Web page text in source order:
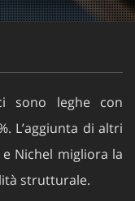
sono leghe con
L’aggiunta di altri
Nichel migliora la
strutturale.